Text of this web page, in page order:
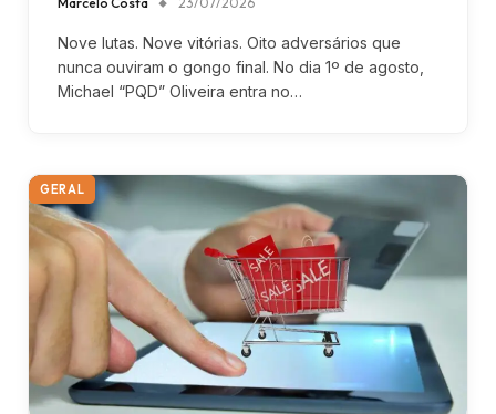
Nove lutas. Nove vitórias. Oito adversários que
nunca ouviram o gongo final. No dia 1º de agosto,
Michael “PQD” Oliveira entra no…
GERAL